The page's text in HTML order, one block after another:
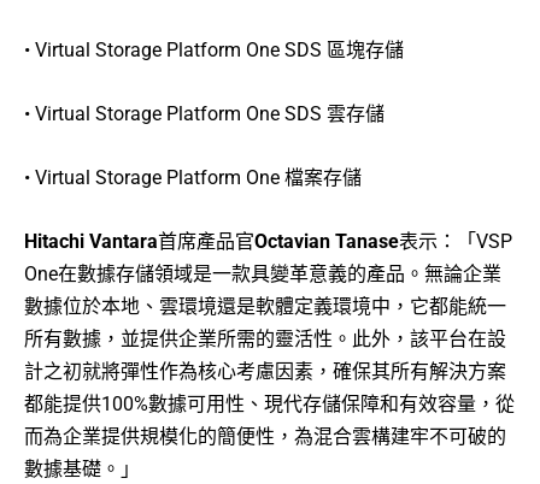
• Virtual Storage Platform One SDS 區塊存儲
• Virtual Storage Platform One SDS 雲存儲
• Virtual Storage Platform One 檔案存儲
Hitachi Vantara首席產品官Octavian Tanase表示：「VSP
One在數據存儲領域是一款具變革意義的產品。無論企業
數據位於本地、雲環境還是軟體定義環境中，它都能統一
所有數據，並提供企業所需的靈活性。此外，該平台在設
計之初就將彈性作為核心考慮因素，確保其所有解決方案
都能提供100%數據可用性、現代存儲保障和有效容量，從
而為企業提供規模化的簡便性，為混合雲構建牢不可破的
數據基礎。」